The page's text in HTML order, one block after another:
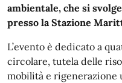
ambientale, che si
presso la Stazione
L’evento è dedicato a
circolare, tutela delle
mobilità e rigenerazione